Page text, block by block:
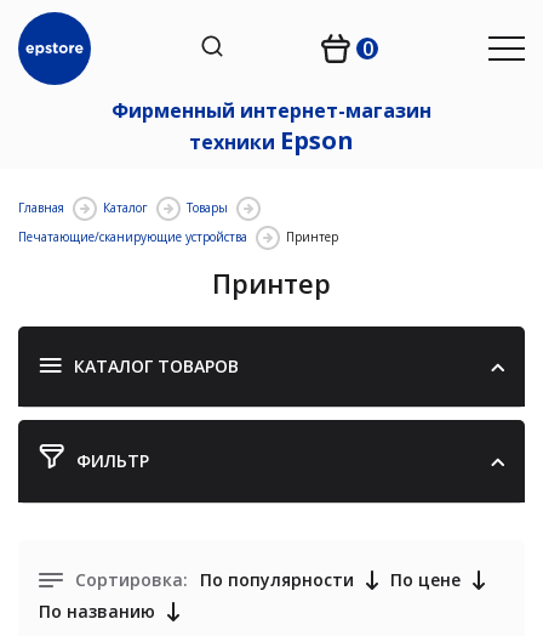
0
Фирменный интернет-магазин
техники Epson
Главная Каталог
Товары
Печатающие/сканирующие устройства
Принтер
Принтер
КАТАЛОГ ТОВАРОВ
ФИЛЬТР
Сортировка: По популярности
По цене
По названию